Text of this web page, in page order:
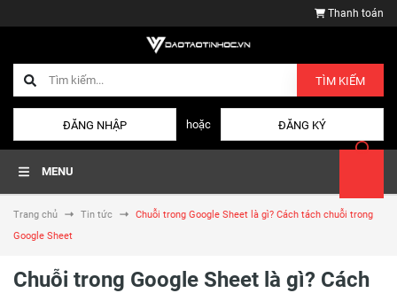
Thanh toán
TÌM KIẾM
ĐĂNG NHẬP hoặc ĐĂNG KÝ
MENU
Trang chủ Tin tức
Chuỗi trong Google Sheet là gì? Cách tách chuỗi trong
Google Sheet
Chuỗi trong Google Sheet là gì? Cách